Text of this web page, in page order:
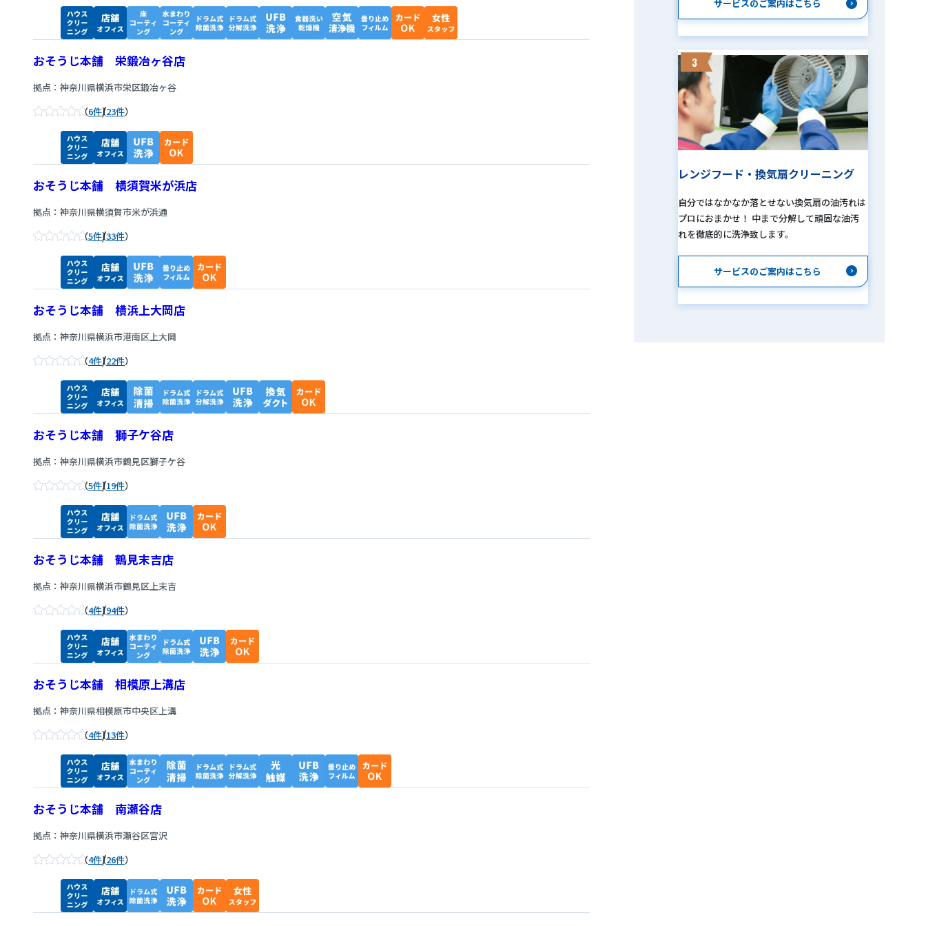
おそうじ本舗 栄鍛冶ヶ谷店
拠点：神奈川県横浜市栄区鍛冶ヶ谷
6件/23件
おそうじ本舗 横須賀米が浜店
拠点：神奈川県横須賀市米が浜通
5件/33件
おそうじ本舗 横浜上大岡店
拠点：神奈川県横浜市港南区上大岡
4件/22件
おそうじ本舗 獅子ケ谷店
拠点：神奈川県横浜市鶴見区獅子ケ谷
5件/19件
おそうじ本舗 鶴見末吉店
拠点：神奈川県横浜市鶴見区上末吉
4件/94件
おそうじ本舗 相模原上溝店
拠点：神奈川県相模原市中央区上溝
4件/13件
おそうじ本舗 南瀬谷店
拠点：神奈川県横浜市瀬谷区宮沢
4件/26件
サービスのご案内はこちら
3
レンジフード・換気扇クリーニング
自分ではなかなか落とせない換気扇の油汚れは
プロにおまかせ！ 中まで分解して頑固な油汚
れを徹底的に洗浄致します。
サービスのご案内はこちら